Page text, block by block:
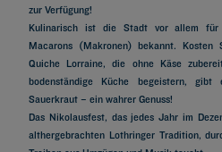
zur Verfügung!
Kulinarisch ist die Stadt vor allem für
Macarons (Makronen) bekannt.
Quiche Lorraine, die ohne Käse
bodenständige Küche begeistern,
Sauerkraut – ein wahrer Genuss!
Das Nikolausfest, das jedes Jahr im
althergebrachten Lothringer Tradition,
Hotels in Paris